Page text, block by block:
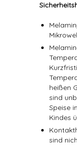
heißen
sind
Speise
Kindes
sind